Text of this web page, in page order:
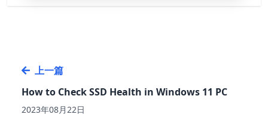
上一篇
How to Check SSD Health in Windows 11 PC
2023年08月22日